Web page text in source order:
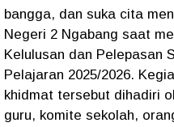
bangga, dan suka cita
Negeri 2 Ngabang saat
Kelulusan dan Pelepasan
Pelajaran 2025/2026.
khidmat tersebut dihadiri
guru, komite sekolah,